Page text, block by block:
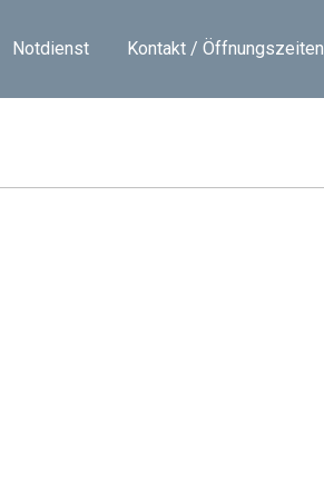
Notdienst Kontakt / Öffnungszeiten